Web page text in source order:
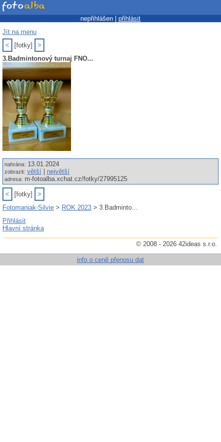
nepřihlášen | přihlásit
Jít na menu
<
[fotky]
>
3.Badmintonový turnaj FNO...
nahrána: 13.01.2024
zobrazit: větší největší
adresa: m-fotoalba.xchat.cz/fotky/27995125
< [fotky]
>
Fotomaniak-Silvie > ROK 2023 > 3.Badminto...
Přihlásit
Hlavní stránka
© 2008 - 2026 42ideas s.r.o.
info o ceně přenosu dat